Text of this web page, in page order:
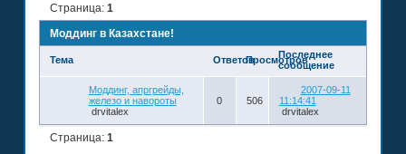
Моддинг в Казахстане!
Страница: 1
Тема ОтветовПросмотров
Последнее
сообщение
Моддинг, апргрейды,
железо и навороты
drvitalex
0 506
2007-09-11
11:14:41
drvitalex
Страница: 1